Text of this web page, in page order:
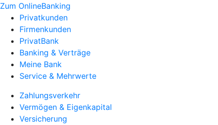
Zum OnlineBanking
Privatkunden
Firmenkunden
PrivatBank
Banking & Verträge
Meine Bank
Service & Mehrwerte
Zahlungsverkehr
Vermögen & Eigenkapital
Versicherung